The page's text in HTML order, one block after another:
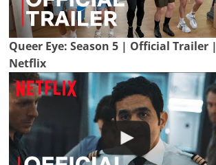
Queer Eye: Season 5 | Official Trailer |
Netflix